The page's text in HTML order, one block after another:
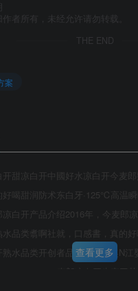
作者所有，未经允许请勿转载。
THE END
案
开甜凉白开中國好水凉白开今麦郎
好喝甜润防术东白牙·125℃高温
凉白开产品介绍2016年，今麦郎
品类翥啊社就，口感書，真的
熟水品类开创者品品牌类银奖N江
麦郎凉白开生产工
查看更多